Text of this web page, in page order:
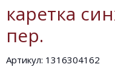
каретка
пер.
Артикул: 1316304162